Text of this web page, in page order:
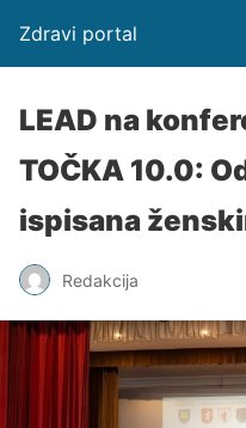
Zdravi portal
LEAD na
TOČKA 10.0:
ispisana
Redakcija